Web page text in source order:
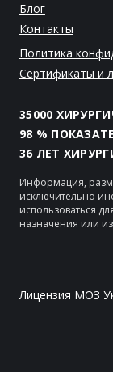
Блог
Контакты
Политика
Сертификаты и
35000
98 %
36 ЛЕТ
Информация,
исключительно
использоваться
назначения или
Лицензия МОЗ